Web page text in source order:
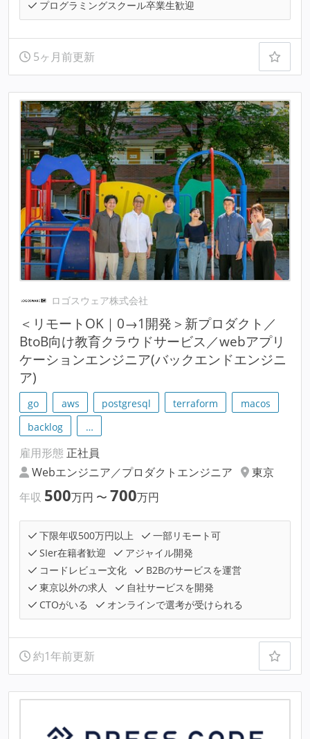
プログラミングスクール卒業生歓迎
5ヶ月前更新
ロゴスウェア株式会社
＜リモートOK｜0→1開発＞新プロダクト／
BtoB向け教育クラウドサービス／webアプリ
ケーションエンジニア(バックエンドエンジニ
ア)
go aws postgresql terraform
macos
backlog
…
雇用形態 正社員
Webエンジニア／プロダクトエンジニア
東京
年収 500万円 〜 700万円
下限年収500万円以上
一部リモート可
SIer在籍者歓迎
アジャイル開発
コードレビュー文化
B2Bのサービスを運営
東京以外の求人
自社サービスを開発
CTOがいる
オンラインで選考が受けられる
約1年前更新